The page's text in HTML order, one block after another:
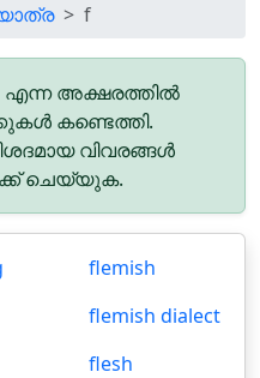
f
എന്ന അക്ഷരത്തിൽ
കണ്ടെത്തി.
വിവരങ്ങൾ
ചെയ്യുക.
flemish
flemish dialect
flesh